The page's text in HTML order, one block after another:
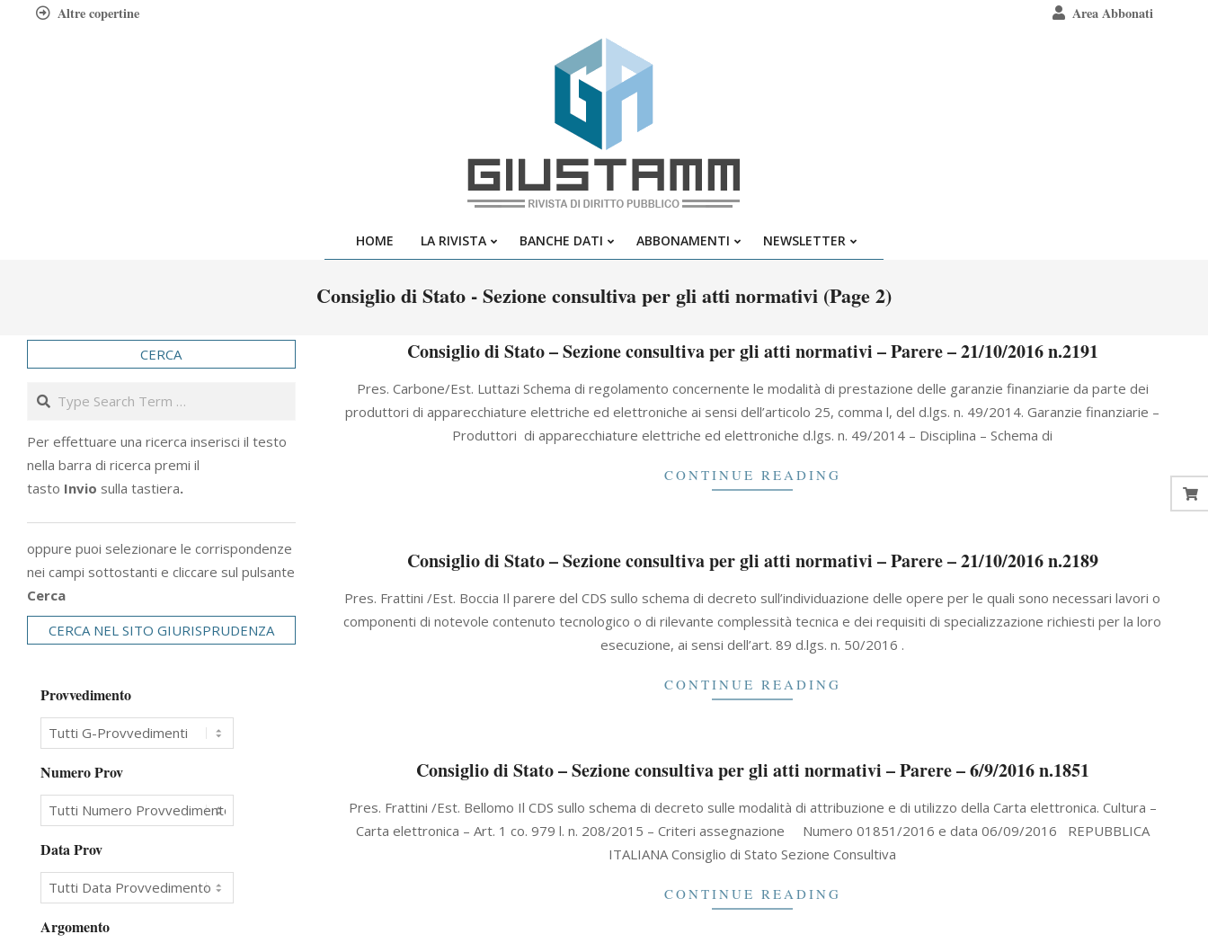
Altre copertine Area Abbonati
Giustamm
Primary
Menu
HOME LA RIVISTA BANCHE DATI ABBONAMENTI NEWSLETTER
Consiglio di Stato - Sezione consultiva per gli atti normativi (Page 2)
Consiglio di Stato – Sezione consultiva per gli atti normativi – Parere – 21/10/2016 n.2191
21
Pres. Carbone/Est. Luttazi Schema di regolamento concernente le modalità di prestazione delle garanzie finanziarie da parte dei
produttori di apparecchiature elettriche ed elettroniche ai sensi dell’articolo 25, comma l, del d.lgs. n. 49/2014. Garanzie finanziarie –
Produttori di apparecchiature elettriche ed elettroniche d.lgs. n. 49/2014 – Disciplina – Schema di
CONTINUE READING
Consiglio di Stato – Sezione consultiva per gli atti normativi – Parere – 21/10/2016 n.2189
10-
21
Pres. Frattini /Est. Boccia Il parere del CDS sullo schema di decreto sull’individuazione delle opere per le quali sono necessari lavori o
componenti di notevole contenuto tecnologico o di rilevante complessità tecnica e dei requisiti di specializzazione richiesti per la loro
esecuzione, ai sensi dell’art. 89 d.lgs. n. 50/2016 .
CONTINUE READING
Consiglio di Stato – Sezione consultiva per gli atti normativi – Parere – 6/9/2016 n.1851
09-Pres. Frattini /Est. Bellomo Il CDS sullo schema di decreto sulle modalità di attribuzione e di utilizzo della Carta elettronica. Cultura –
Carta elettronica – Art. 1 co. 979 l. n. 208/2015 – Criteri assegnazione Numero 01851/2016 e data 06/09/2016 REPUBBLICA
ITALIANA Consiglio di Stato Sezione Consultiva
CONTINUE READING
CERCA
Search
Per effettuare una ricerca inserisci il testo
nella barra di ricerca premi il
tasto Invio sulla tastiera.
oppure puoi selezionare le corrispondenze
nei campi sottostanti e cliccare sul pulsante
Cerca
CERCA NEL SITO GIURISPRUDENZA
Provvedimento
Numero Prov
Data Prov
Argomento